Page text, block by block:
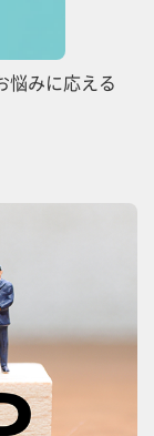
悩みに応える